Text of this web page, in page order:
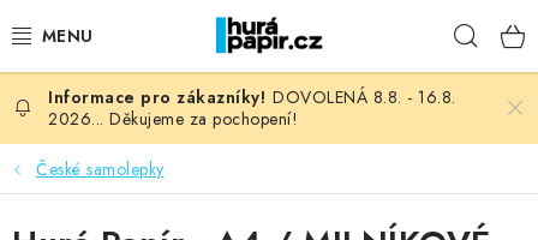
na
NOVINKY
HURÁ DÍLNA
VŠECHNO ZBOŽÍ
DOVOLENÁ 8.8. - 16.8.
2026... Děkujeme za pochopení!
České samolepky